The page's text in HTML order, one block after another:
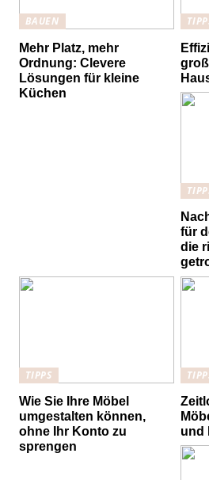
BAUEN
Mehr Platz, mehr
Ordnung: Clevere
Lösungen für kleine
Küchen
für
die
TIPPS
Wie Sie Ihre Möbel
umgestalten können,
ohne Ihr Konto zu
sprengen
und